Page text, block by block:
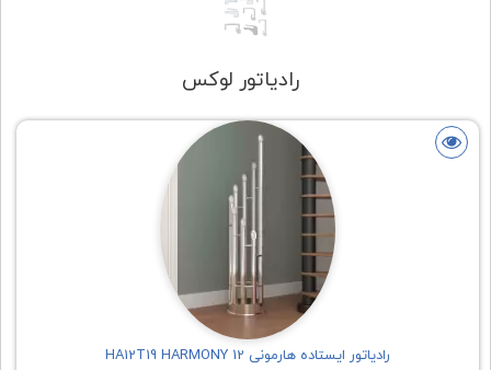
رادیاتور لوکس
رادیاتور ایستاده هارمونی HA12T19 HARMONY 12